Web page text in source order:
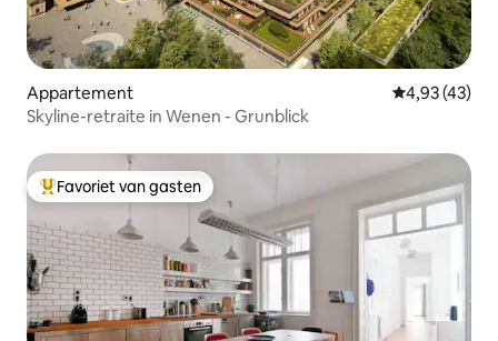
Appartement Gemiddelde
4,93 (43)
Skyline-retraite in Wenen - Grunblick
Topfavoriet van gasten
Favoriet van gasten